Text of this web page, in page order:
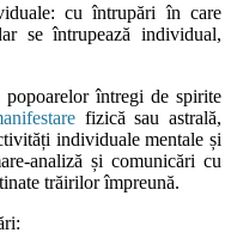
cu întrupări în care
se întrupează individual,
întregi de spirite
fizică sau astrală,
individuale mentale și
analiză și comunicări cu
trăirilor împreună.